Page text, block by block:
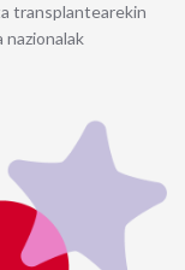
transplantearekin